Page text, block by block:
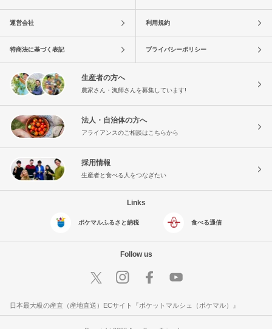
運営会社 利用規約
特商法に基づく表記 プライバシーポリシー
生産者の方へ
農家さん・漁師さんを募集しています!
法人・自治体の方へ
アライアンスのご相談はこちらから
採用情報
生産者と食べる人をつなぎたい
Links
ポケマルふるさと納税 食べる通信
Follow us
日本最大級の産直（産地直送）ECサイト『ポケットマルシェ（ポケマル）』